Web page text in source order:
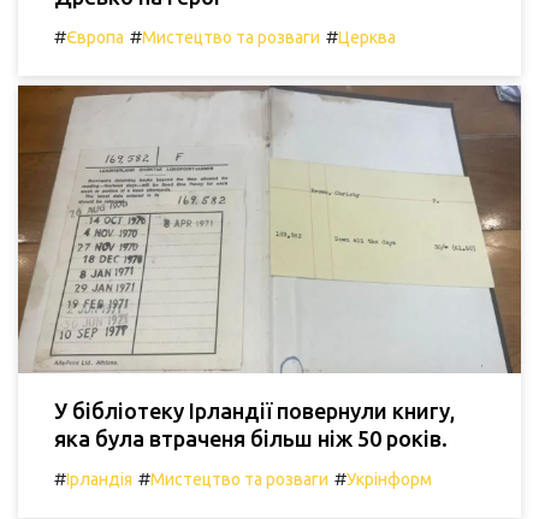
#Європа #Мистецтво та розваги #Церква
У бібліотеку Ірландії повернули книгу,
яка була втраченя більш ніж 50 років.
#Ірландія #Мистецтво та розваги #Укрінформ